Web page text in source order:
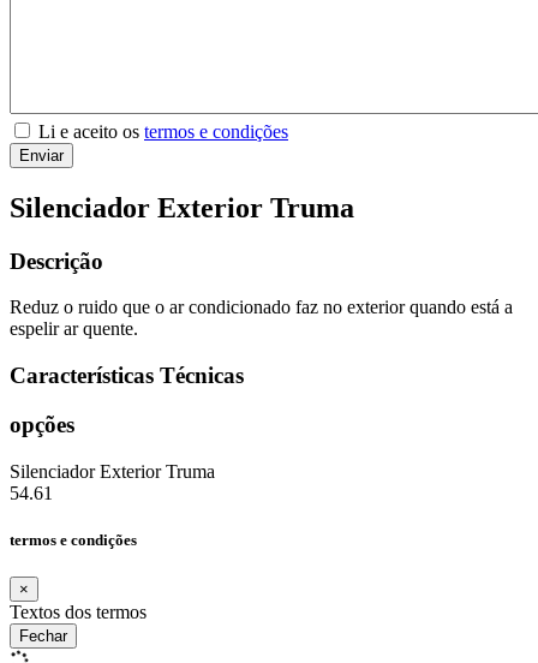
Li e aceito os termos e condições
Enviar
Silenciador Exterior Truma
Descrição
Reduz o ruido que o ar condicionado faz no exterior quando está a
espelir ar quente.
Características Técnicas
opções
Silenciador Exterior Truma
54.61
termos e condições
×
Textos dos termos
Fechar